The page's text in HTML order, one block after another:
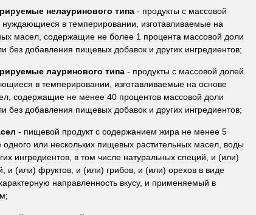
нелауринового типа - продукты с массовой
нуждающиеся в темперировании изготавливаемые на
масел содержащие не более 1 процента массовой доли
без добавления пищевых добавок и других ингредиентов;
лауринового типа - продукты с массовой долей
в темперировании изготавливаемые на основе
содержащие не менее 40 процентов массовой доли
без добавления пищевых добавок и других ингредиентов;
- пищевой продукт с содержанием жира не менее 5
одного или нескольких пищевых растительных масел воды
ингредиентов в том числе натуральных специй и (или)
и (или) фруктов и (или) грибов и (или) орехов в виде
направленность вкусу, и применяемый в
;